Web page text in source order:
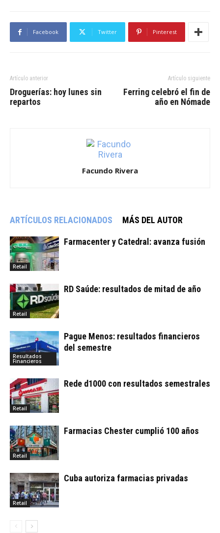
Facebook Twitter Pinterest
Artículo anterior
Droguerías: hoy lunes sin
repartos
Artículo siguiente
Ferring celebró el fin de
año en Nómade
Facundo Rivera
ARTÍCULOS RELACIONADOS MÁS DEL AUTOR
Retail
Farmacenter y Catedral: avanza fusión
Retail
RD Saúde: resultados de mitad de año
Resultados
Financieros
Pague Menos: resultados financieros
del semestre
Retail
Rede d1000 con resultados semestrales
Retail
Farmacias Chester cumplió 100 años
Retail
Cuba autoriza farmacias privadas